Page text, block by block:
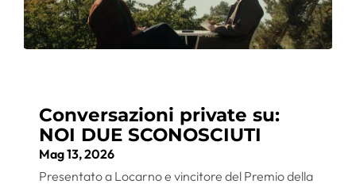
Conversazioni private su:
NOI DUE SCONOSCIUTI
Mag 13, 2026
Presentato a Locarno e vincitore del Premio della